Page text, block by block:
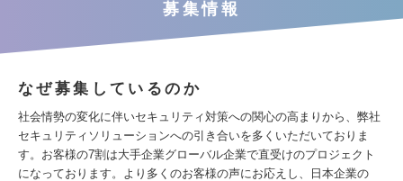
募集情報
なぜ募集しているのか
社会情勢の変化に伴いセキュリティ対策への関心の高まりから、弊社
セキュリティソリューションへの引き合いを多くいただいておりま
す。お客様の7割は大手企業グローバル企業で直受けのプロジェクト
になっております。より多くのお客様の声にお応えし、日本企業の